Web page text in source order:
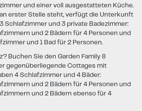
und einer voll ausgestatteten Küche.
erster Stelle steht, verfügt die Unterkunft
Schlafzimmer und 3 private Badezimmer:
und 2 Bädern für 4 Personen und
und 1 Bad für 2 Personen.
Buchen Sie den Garden Family 8
gegenüberliegende Cottages mit
4 Schlafzimmer und 4 Bäder:
und 2 Bädern für 4 Personen und
und 2 Bädern ebenso für 4